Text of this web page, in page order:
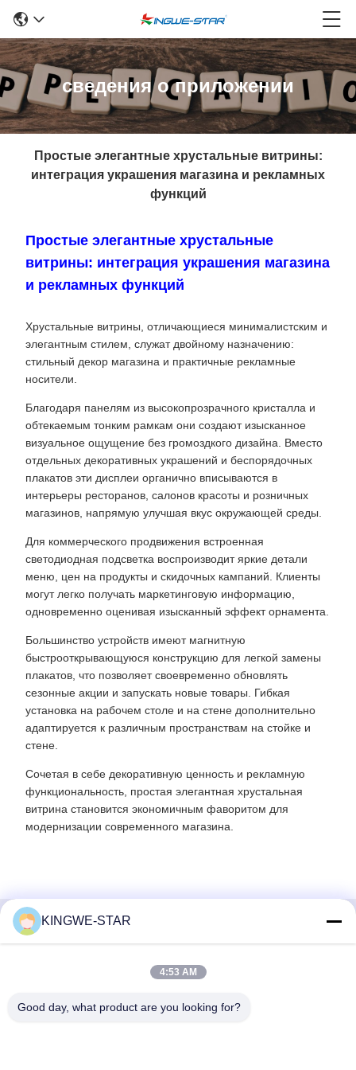
сведения о приложении
Простые элегантные хрустальные витрины:
интеграция украшения магазина и рекламных
функций
Простые элегантные хрустальные
витрины: интеграция украшения магазина
и рекламных функций
Хрустальные витрины, отличающиеся минималистским и
элегантным стилем, служат двойному назначению:
стильный декор магазина и практичные рекламные
носители.
Благодаря панелям из высокопрозрачного кристалла и
обтекаемым тонким рамкам они создают изысканное
визуальное ощущение без громоздкого дизайна. Вместо
отдельных декоративных украшений и беспорядочных
плакатов эти дисплеи органично вписываются в
интерьеры ресторанов, салонов красоты и розничных
магазинов, напрямую улучшая вкус окружающей среды.
Для коммерческого продвижения встроенная
светодиодная подсветка воспроизводит яркие детали
меню, цен на продукты и скидочных кампаний. Клиенты
могут легко получать маркетинговую информацию,
одновременно оценивая изысканный эффект орнамента.
Большинство устройств имеют магнитную
быстрооткрывающуюся конструкцию для легкой замены
плакатов, что позволяет своевременно обновлять
сезонные акции и запускать новые товары. Гибкая
установка на рабочем столе и на стене дополнительно
адаптируется к различным пространствам на стойке и
стене.
Сочетая в себе декоративную ценность и рекламную
функциональность, простая элегантная хрустальная
витрина становится экономичным фаворитом для
модернизации современного магазина.
Быстрый контакт
Баишисия, улица Фюён, район Баоан, Шэньчжэнь,
KINGWE-STAR
4:53 AM
Good day, what product are you looking for?